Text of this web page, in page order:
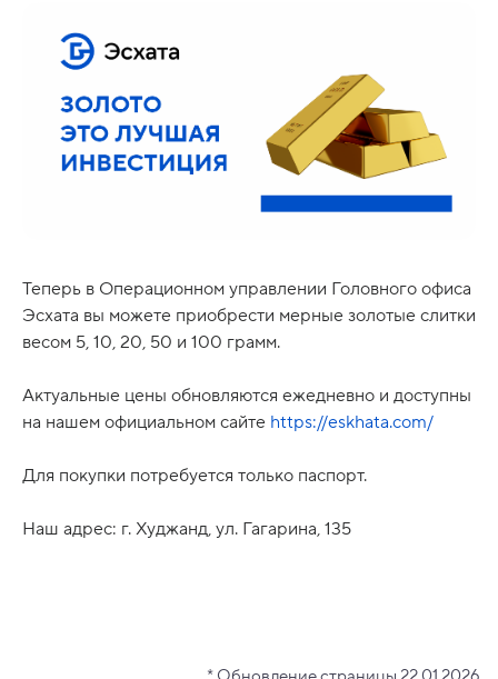
Теперь в Операционном управлении Головного офиса
Эсхата вы можете приобрести мерные золотые слитки
весом 5, 10, 20, 50 и 100 грамм.
Актуальные цены обновляются ежедневно и доступны
на нашем официальном сайте https://eskhata.com/
Для покупки потребуется только паспорт.
Наш адрес: г. Худжанд, ул. Гагарина, 135